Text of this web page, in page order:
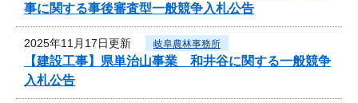
事に関する事後審査型一般競争入札公告
2025年11月17日更新 岐阜農林事務所
【建設工事】県単治山事業 和井谷に関する一般競争
入札公告